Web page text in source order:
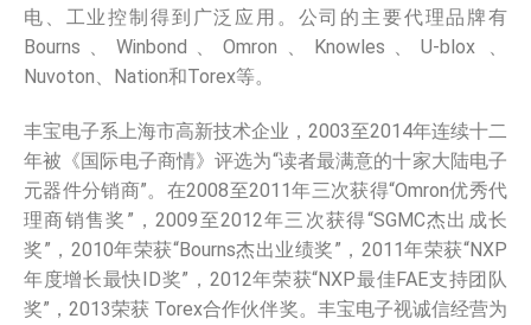
电、工业控制得到广泛应用。公司的主要代理品牌有
Bourns、Winbond、Omron、Knowles、U-blox 、
Nuvoton、Nation和Torex等。
丰宝电子系上海市高新技术企业，2003至2014年连续十二
年被《国际电子商情》评选为“读者最满意的十家大陆电子
元器件分销商”。在2008至2011年三次获得“Omron优秀代
理商销售奖”，2009至2012年三次获得“SGMC杰出成长
奖”，2010年荣获“Bourns杰出业绩奖”，2011年荣获“NXP
年度增长最快ID奖”，2012年荣获“NXP最佳FAE支持团队
奖”，2013荣获 Torex合作伙伴奖。丰宝电子视诚信经营为